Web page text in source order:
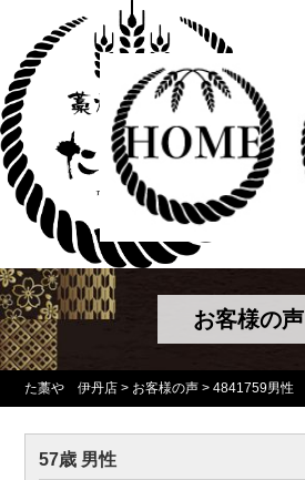
お客様の声
た藁や 伊丹店 > お客様の声 >4841759男性
57歳 男性